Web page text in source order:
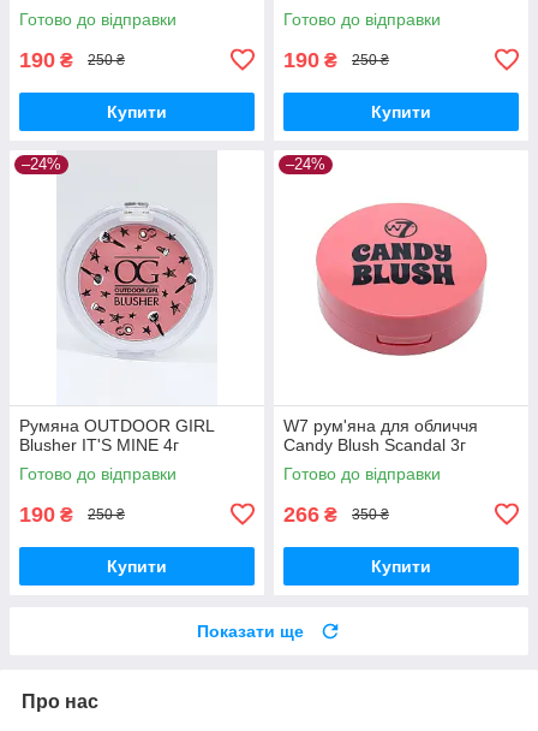
Готово до відправки
190 ₴ 250 ₴
Купити
Готово до відправки
190 ₴ 250 ₴
Купити
–24%
Румяна OUTDOOR GIRL
Blusher IT'S MINE 4г
Готово до відправки
190 ₴ 250 ₴
Купити
–24%
W7 рум'яна для обличчя
Candy Blush Scandal 3г
Готово до відправки
266 ₴ 350 ₴
Купити
Показати ще
Про нас